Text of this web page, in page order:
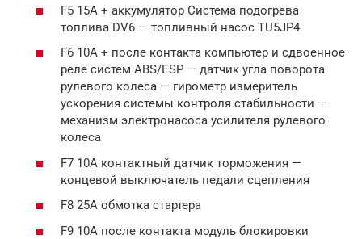
F5 15A + аккумулятор Система подогрева
топлива DV6 — топливный насос TU5JP4
F6 10A + после контакта компьютер и сдвоенное
реле систем ABS/ESP — датчик угла поворота
рулевого колеса — гирометр измеритель
ускорения системы контроля стабильности —
механизм электронасоса усилителя рулевого
колеса
F7 10A контактный датчик торможения —
концевой выключатель педали сцепления
F8 25A обмотка стартера
F9 10A после контакта модуль блокировки